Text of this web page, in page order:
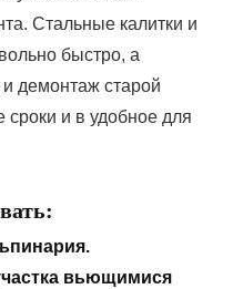
Стальные калитки и
быстро, а
и демонтаж старой
сроки и в удобное для
вьющимися